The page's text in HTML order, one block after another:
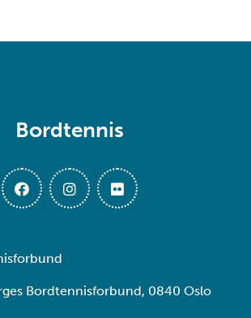
Bordtennis
Bordtennisforbund, 0840 Oslo